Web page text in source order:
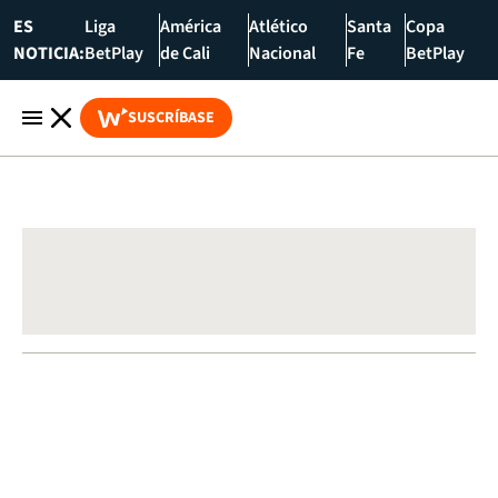
ES
NOTICIA:
Liga
BetPlay
América
de Cali
Atlético
Nacional
Santa
Fe
Copa
BetPlay
SUSCRÍBASE